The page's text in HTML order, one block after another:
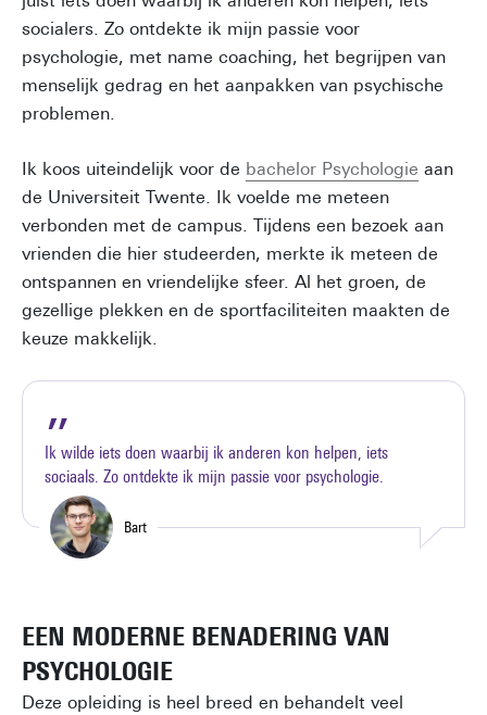
socialers. Zo ontdekte ik mijn passie voor
psychologie, met name coaching, het begrijpen van
menselijk gedrag en het aanpakken van psychische
problemen.
Ik koos uiteindelijk voor de bachelor Psychologie aan
de Universiteit Twente. Ik voelde me meteen
verbonden met de campus. Tijdens een bezoek aan
vrienden die hier studeerden, merkte ik meteen de
ontspannen en vriendelijke sfeer. Al het groen, de
gezellige plekken en de sportfaciliteiten maakten de
keuze makkelijk.
Ik wilde iets doen waarbij ik anderen kon helpen, iets
sociaals. Zo ontdekte ik mijn passie voor psychologie.
Bart
EEN MODERNE BENADERING VAN
PSYCHOLOGIE
Deze opleiding is heel breed en behandelt veel